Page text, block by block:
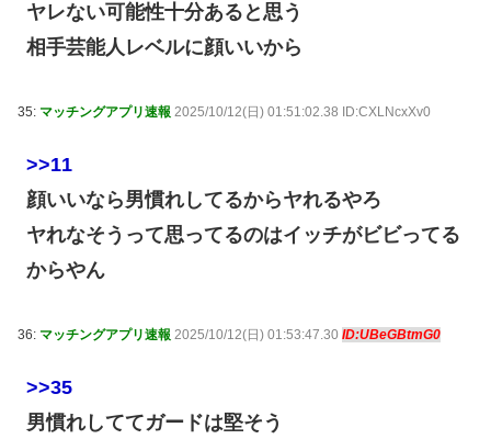
ヤレない可能性十分あると思う
相手芸能人レベルに顔いいから
35: マッチングアプリ速報 2025/10/12(日) 01:51:02.38 ID:CXLNcxXv0
>>11
顔いいなら男慣れしてるからヤれるやろ
ヤれなそうって思ってるのはイッチがビビってる
からやん
36: マッチングアプリ速報 2025/10/12(日) 01:53:47.30 ID:UBeGBtmG0
>>35
男慣れしててガードは堅そう